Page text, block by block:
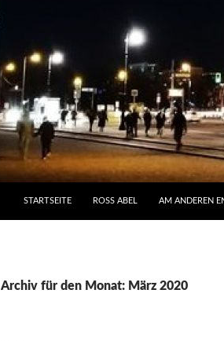
STARTSEITE
ROSS ABEL AM ANDEREN
Archiv für den Monat: März 2020